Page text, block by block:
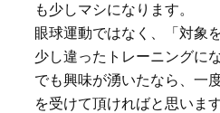
も少しマシになります。
眼球運動ではなく、「対象
少し違ったトレーニングに
でも興味が湧いたなら、一
を受けて頂ければと思います